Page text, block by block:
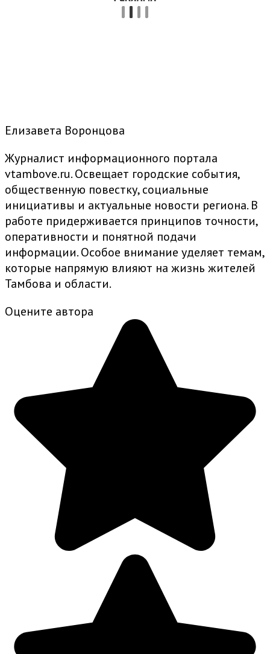
Елизавета Воронцова
Журналист информационного портала
vtambove.ru. Освещает городские события,
общественную повестку, социальные
инициативы и актуальные новости региона. В
работе придерживается принципов точности,
оперативности и понятной подачи
информации. Особое внимание уделяет темам,
которые напрямую влияют на жизнь жителей
Тамбова и области.
Оцените автора